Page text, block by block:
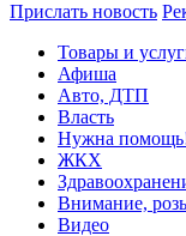
Прислать новость
Товары и
Афиша
Авто, ДТП
Власть
Нужна
ЖКХ
Внимание,
Видео